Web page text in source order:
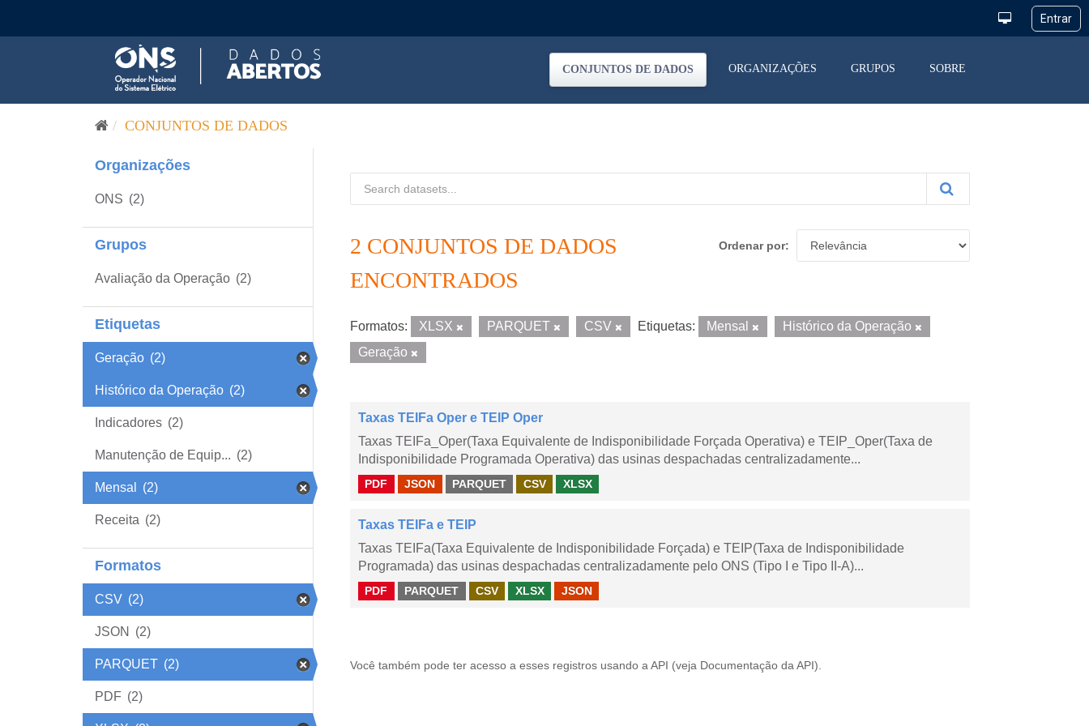
CONJUNTOS DE DADOS ORGANIZAÇÕES GRUPOS SOBRE
CONJUNTOS DE DADOS
Organizações
ONS (2)
Grupos
Avaliação da Operação (2)
Etiquetas
Geração (2)
Histórico da Operação (2)
Indicadores (2)
Manutenção de Equip... (2)
Mensal (2)
Receita (2)
Formatos
CSV (2)
JSON (2)
PARQUET (2)
PDF (2)
Ordenar por
2 CONJUNTOS DE DADOS
ENCONTRADOS
Formatos: XLSX PARQUET CSV Etiquetas: Mensal
Histórico da Operação
Geração
Taxas TEIFa Oper e TEIP Oper
Taxas TEIFa_Oper(Taxa Equivalente de Indisponibilidade Forçada Operativa) e TEIP_Oper(Taxa de
Indisponibilidade Programada Operativa) das usinas despachadas centralizadamente...
PDF JSON PARQUET CSV XLSX
Taxas TEIFa e TEIP
Taxas TEIFa(Taxa Equivalente de Indisponibilidade Forçada) e TEIP(Taxa de Indisponibilidade
Programada) das usinas despachadas centralizadamente pelo ONS (Tipo I e Tipo II-A)...
PDF PARQUET CSV XLSX JSON
Você também pode ter acesso a esses registros usando a API (veja Documentação da API ).